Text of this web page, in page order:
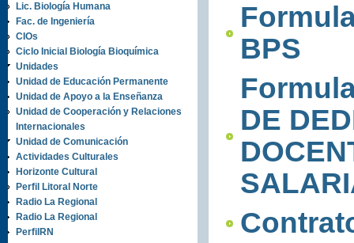
Lic. Biología Humana
Fac. de Ingeniería
CIOs
Ciclo Inicial Biología Bioquímica
Unidades
Unidad de Educación Permanente
Unidad de Apoyo a la Enseñanza
Unidad de Cooperación y Relaciones
Internacionales
Unidad de Comunicación
Actividades Culturales
Horizonte Cultural
Perfil Litoral Norte
Radio La Regional
Radio La Regional
PerfilRN
BPS
DE